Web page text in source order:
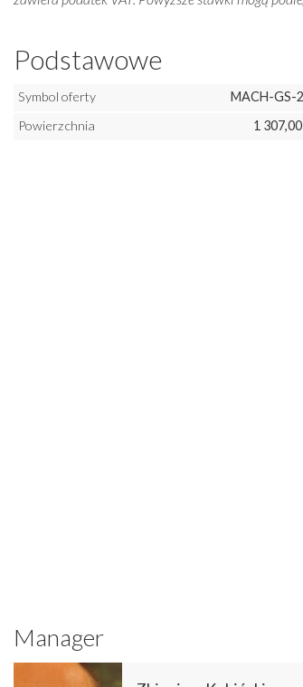
Podstawowe
Symbol oferty
MACH-GS-
Powierzchnia
1 307,00
Manager